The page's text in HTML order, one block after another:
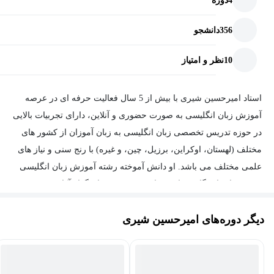
356دانشجو
10نظر و امتیاز
استاد امیرحسین شیری با بیش از 5 سال فعالیت حرفه ای در عرصه
آموزش زبان انگلیسی به صورت حضوری و آنلاین، دارای تجربیات بالایی
در حوزه تدریس تخصصی زبان انگلیسی به زبان آموزان از کشور های
مختلف (لهستان، اوکراین، برزیل، چین، و غیره) با رنج سنی و نیاز های
علمی مختلف می باشد. او دانش آموخته رشته آموزش زبان انگلیسی
دیگر دوره‌های امیرحسین شیری